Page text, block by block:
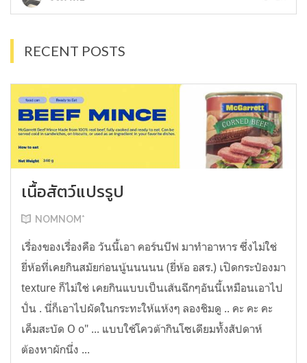
RECENT POSTS
เนื้อสัตว์แปรรูป
NOMNOM*
เรื่องของเรื่องคือ วันนี้เอา คอร์นบีฟ มาทำอาหาร ซึ่งไม่ใช่
ยี่ห้อที่เคยกินสมัยก่อนนู้นนนนน (ยี่ห้อ อสร.) เปิดกระป๋องมา
texture ก็ไม่ใช่ เคยกินแบบเป็นเส้นฉีกๆอันนี้เหมือนเอาไป
ปั่น . นี่ก็เอาไปผัดในกระทะให้แห้งๆ ลองชิมดู .. คะ คะ คะ
เค็มสะบัด O o" ... แบบใช้โควต้ากินโซเดียมทั้งสัปดาห์
ต้องหาผักนึ่ง ...